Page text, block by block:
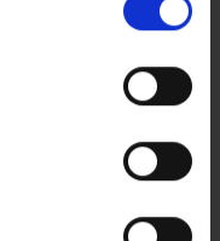
en
aux cookies ou en
sur votre localisation
précises à plusieurs